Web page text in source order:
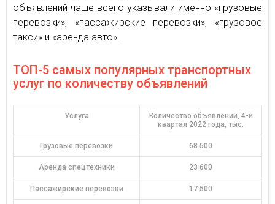
объявлений чаще всего указывали именно «грузовые
перевозки», «пассажирские перевозки», «грузовое
такси» и «аренда авто».
ТОП-5 самых популярных транспортных
услуг по количеству объявлений
Услуга
Количество объявлений, 4-й
квартал 2022 года, тыс.
Грузовые перевозки 68 500
Аренда спецтехники 23 600
Пассажирские перевозки 17 500